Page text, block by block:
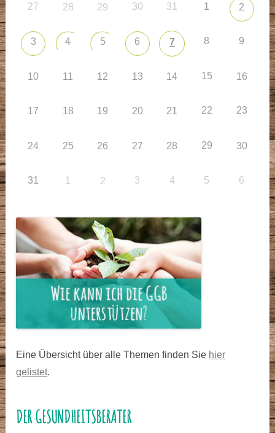
27 28 29 30 31 1 2
3 4 5 6 7 8 9
10 11 12 13 14 15 16
17 18 19 20 21 22 23
24 25 26 27 28 29 30
31 1 2 3 4 5 6
Eine Übersicht über alle Themen finden Sie hier
gelistet.
DER GESUNDHEITSBERATER